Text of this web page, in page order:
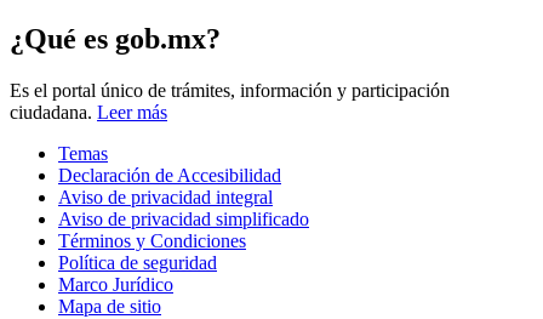
¿Qué es gob.mx?
Es el portal único de trámites, información y participación
ciudadana. Leer más
Temas
Declaración de Accesibilidad
Aviso de privacidad integral
Aviso de privacidad simplificado
Términos y Condiciones
Política de seguridad
Marco Jurídico
Mapa de sitio